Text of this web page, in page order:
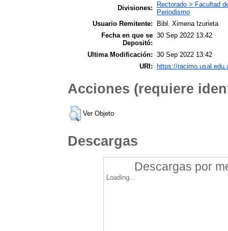
Divisiones:
Rectorado > Facultad
Periodismo
Usuario Remitente:
Bibl. Ximena Izurieta
Fecha en que se
Depositó:
30 Sep 2022 13:42
Ultima Modificación: 30 Sep 2022 13:42
URI:
https://
Acciones (requiere
Ver Objeto
Descargas
Descargas por
Loading...